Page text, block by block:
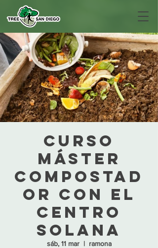
Curso
Máster
Compostad
or con el
Centro
Solana
sáb, 11 mar
  |
ramona